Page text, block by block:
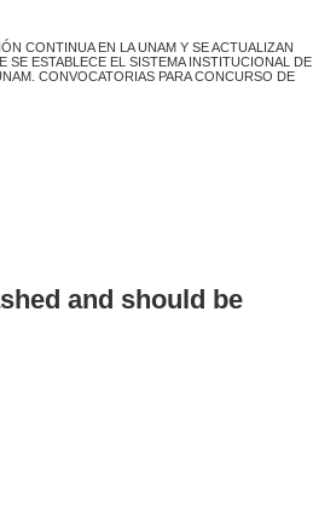
CONTINUA EN LA UNAM Y SE ACTUALIZAN
ESTABLECE EL SISTEMA INSTITUCIONAL DE
CONVOCATORIAS PARA CONCURSO DE
and should be